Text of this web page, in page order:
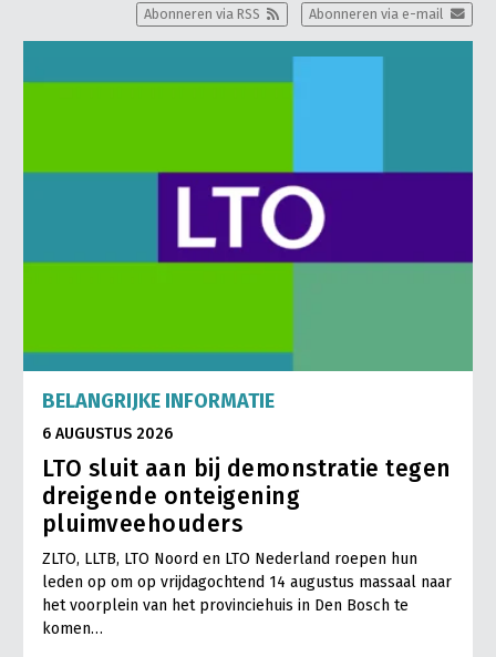
Abonneren via e-mail
Abonneren via RSS
BELANGRIJKE INFORMATIE
6 AUGUSTUS 2026
LTO sluit aan bij demonstratie tegen
dreigende onteigening
pluimveehouders
ZLTO, LLTB, LTO Noord en LTO Nederland roepen hun
leden op om op vrijdagochtend 14 augustus massaal naar
het voorplein van het provinciehuis in Den Bosch te
komen…